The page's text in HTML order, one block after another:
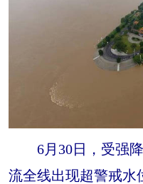
6月30日，受强降
流全线出现超警戒水